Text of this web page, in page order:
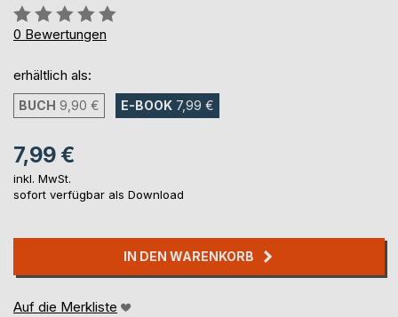
Bewertung::
0%
0 Bewertungen
erhältlich als:
BUCH 9,90 € E-BOOK 7,99 €
7,99 €
inkl. MwSt.
sofort verfügbar als Download
IN DEN WARENKORB
Auf die Merkliste